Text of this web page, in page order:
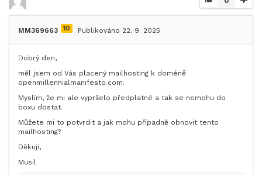
MM369663 10 Publikováno 22. 9. 2025
Dobrý den,
měl jsem od Vás placený mailhosting k doméně
openmillennialmanifesto.com.
Myslím, že mi ale vypršelo předplatné a tak se nemohu do
boxu dostat.
Můžete mi to potvrdit a jak mohu případně obnovit tento
mailhosting?
Děkuji,
Musil